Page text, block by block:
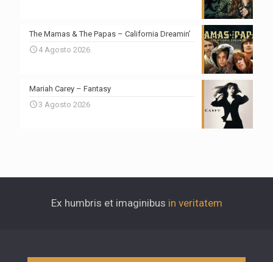
The Mamas & The Papas – California Dreamin’
4 Agosto 2026
Mariah Carey – Fantasy
3 Agosto 2026
Ex humbris et imaginibus in veritatem